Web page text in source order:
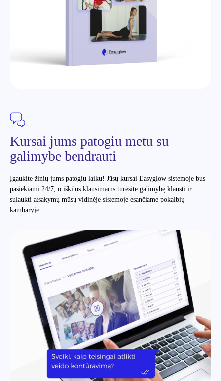
Kursai jums patogiu metu su
galimybe bendrauti
Įgaukite žinių jums patogiu laiku! Jūsų kursai Easyglow sistemoje bus
pasiekiami 24/7, o iškilus klausimams turėsite galimybę klausti ir
sulaukti atsakymų mūsų vidinėje sistemoje esančiame pokalbių
kambaryje.